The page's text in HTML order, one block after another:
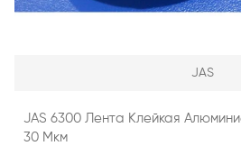
JAS
JAS 6300 Лента Клейкая
30 Мкм